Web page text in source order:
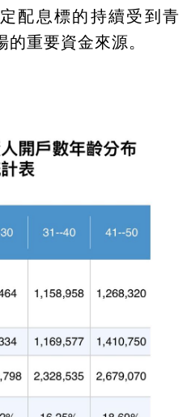
配息標的持續受到青
重要資金來源。